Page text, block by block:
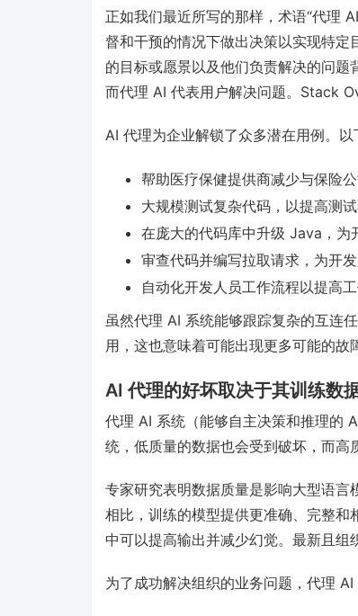
正如我们最近所写的那样，术语“代理
督和干预的情况下做出决策以实现特
的目标或愿景以及他们负责解决的问题
而代理 AI 代表用户解决问题。Stack
AI 代理为企业解锁了众多潜在用例。
帮助医疗保健提供商减少与保险
大规模测试复杂代码，以提高测
在庞大的代码库中升级 Java，
审查代码并编写拉取请求，为开
自动化开发人员工作流程以提高
虽然代理 AI 系统能够跟踪复杂的互连
用，这也意味着可能出现更多可能的故
AI 代理的好坏取决于其训练数
代理 AI 系统（能够自主决策和推理的
统，低质量的数据也会受到破坏，而高
专家研究表明数据质量是影响大型语
相比，训练的模型提供更准确、完整
中可以提高输出并减少幻觉。最新且
为了成功解决组织的业务问题，代理 AI